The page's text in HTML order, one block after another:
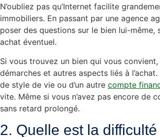
N’oubliez pas qu’Internet facilite
immobiliers. En passant par une agence
poser des questions sur le bien lui-
achat éventuel.
Si vous trouvez un bien qui vous
démarches et autres aspects liés à
de style de vie ou d’un autre compte
vite. Même si vous n’avez pas encore de
sans retard prolongé.
2. Quelle est la